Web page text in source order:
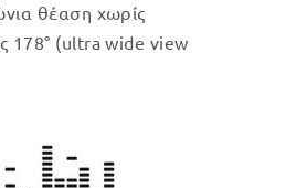
θέαση χωρίς
178° (ultra wide view